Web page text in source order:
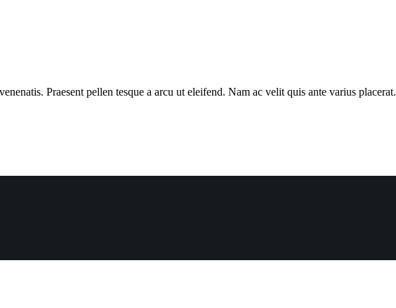
Praesent pellen tesque a arcu ut eleifend. Nam ac velit quis ante varius placerat.